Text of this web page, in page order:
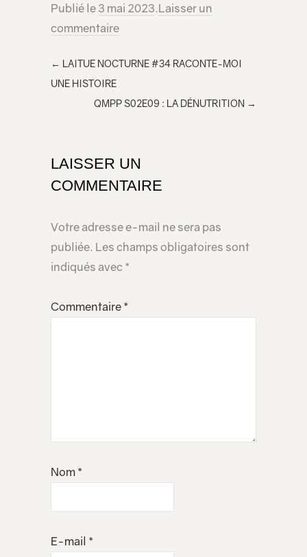
e
votre
Publié le 3 mai 2023.Laisser un
commentaire
← LAITUE NOCTURNE #34 RACONTE-MOI
UNE HISTOIRE
QMPP S02E09 : LA DÉNUTRITION →
LAISSER UN
COMMENTAIRE
Votre adresse e-mail ne sera pas
publiée. Les champs obligatoires sont
indiqués avec *
Commentaire *
Nom *
E-mail *